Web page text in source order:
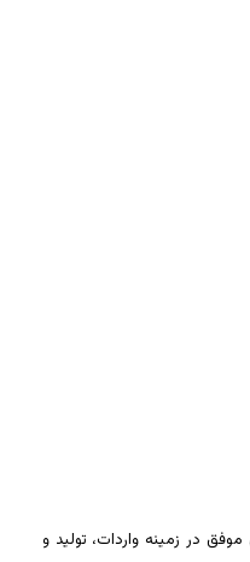
در زمینه واردات، تولید و